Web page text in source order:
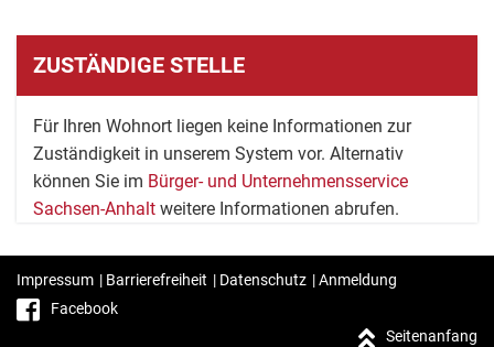
ZUSTÄNDIGE STELLE
Für Ihren Wohnort liegen keine Informationen zur
Zuständigkeit in unserem System vor. Alternativ
können Sie im Bürger- und Unternehmensservice
Sachsen-Anhalt weitere Informationen abrufen.
Impressum | Barrierefreiheit | Datenschutz |Anmeldung
Facebook
Seitenanfang